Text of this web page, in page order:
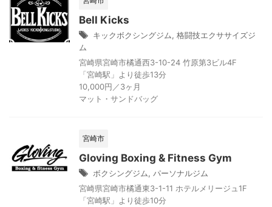
Bell Kicks
キックボクシングジム, 格闘技エクササイズジ
ム
宮崎県宮崎市橘通西3-10-24 竹原第3ビル4F
「宮崎駅」より徒歩13分
10,000円／3ヶ月
マット・サンドバッグ
宮崎市
Gloving Boxing & Fitness Gym
ボクシングジム, パーソナルジム
宮崎県宮崎市橘通東3-1-11 ホテルメリージュ1F
「宮崎駅」より徒歩10分